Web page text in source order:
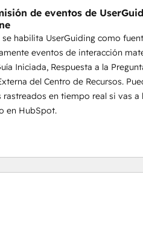
de eventos de
se habilita UserGuiding como
eventos de interacción
Iniciada, Respuesta a la
del Centro de Recursos.
rastreados en tiempo real si vas a
en HubSpot.